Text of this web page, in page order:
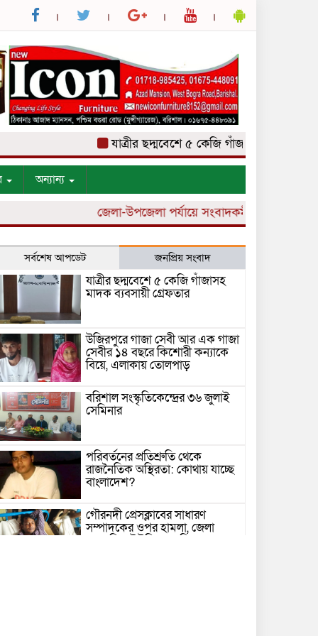
যাত্রীর ছদ্মবেশে ৫ কেজি গাঁজাসহ মাদক ব্যবসায়ী
অন্যান্য
জেলা-উপজেলা পর্যায়ে সংবাদকর্মী নিয়োগ চলছে।
সর্বশেষ আপডেট জনপ্রিয় সংবাদ
যাত্রীর ছদ্মবেশে ৫ কেজি গাঁজাসহ
মাদক ব্যবসায়ী গ্রেফতার
উজিরপুরে গাজা সেবী আর এক গাজা
সেবীর ১৪ বছরে কিশোরী কন্যাকে
বিয়ে, এলাকায় তোলপাড়
বরিশাল সংস্কৃতিকেন্দ্রের ৩৬ জুলাই
সেমিনার
পরিবর্তনের প্রতিশ্রুতি থেকে
রাজনৈতিক অস্থিরতা: কোথায় যাচ্ছে
বাংলাদেশ?
গৌরনদী প্রেসক্লাবের সাধারণ
সম্পাদকের ওপর হামলা, জেলা
সাংবাদিক ইউনিয়নের নিন্দা